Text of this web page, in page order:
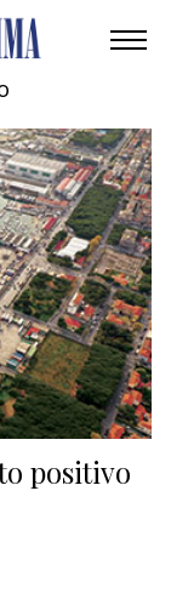
positivo